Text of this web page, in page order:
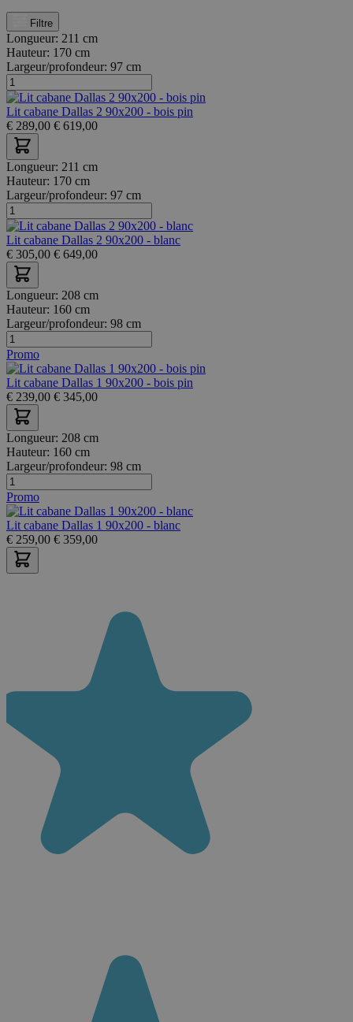
Filtre
Longueur: 211 cm
Hauteur: 170 cm
Largeur/profondeur: 97 cm
Lit cabane Dallas 2 90x200 - bois pin
€ 289,00 € 619,00
Longueur: 211 cm
Hauteur: 170 cm
Largeur/profondeur: 97 cm
Lit cabane Dallas 2 90x200 - blanc
€ 305,00 € 649,00
Longueur: 208 cm
Hauteur: 160 cm
Largeur/profondeur: 98 cm
Promo
Lit cabane Dallas 1 90x200 - bois pin
€ 239,00 € 345,00
Longueur: 208 cm
Hauteur: 160 cm
Largeur/profondeur: 98 cm
Promo
Lit cabane Dallas 1 90x200 - blanc
€ 259,00 € 359,00